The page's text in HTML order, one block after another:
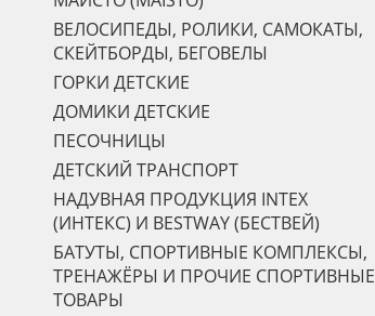
ВЕЛОСИПЕДЫ, РОЛИКИ, САМОКАТЫ,
СКЕЙТБОРДЫ, БЕГОВЕЛЫ
ГОРКИ ДЕТСКИЕ
ДОМИКИ ДЕТСКИЕ
ПЕСОЧНИЦЫ
ДЕТСКИЙ ТРАНСПОРТ
НАДУВНАЯ ПРОДУКЦИЯ INTEX
(ИНТЕКС) И BESTWAY (БЕСТВЕЙ)
БАТУТЫ, СПОРТИВНЫЕ КОМПЛЕКСЫ,
ТРЕНАЖЁРЫ И ПРОЧИЕ СПОРТИВНЫЕ
ТОВАРЫ